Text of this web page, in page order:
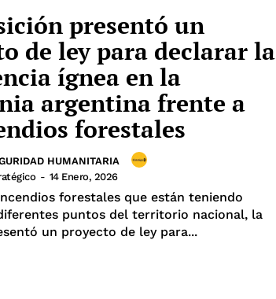
presentó un
de ley para declarar la
ígnea en la
argentina frente a
forestales
HUMANITARIA
- 14 Enero, 2026
forestales que están teniendo
puntos del territorio nacional, la
un proyecto de ley para...